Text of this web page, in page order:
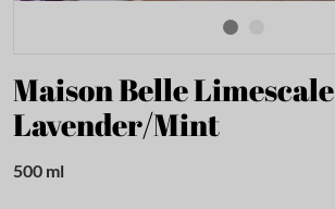
Maison Belle Limescale
Lavender/Mint
500 ml